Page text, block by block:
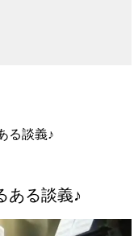
る談義♪
ある談義♪